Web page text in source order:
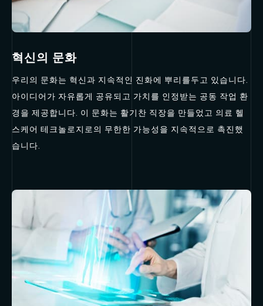
혁신의 문화
우리의 문화는 혁신과 지속적인 진화에 뿌리를두고 있습니다.
아이디어가 자유롭게 공유되고 가치를 인정받는 공동 작업 환
경을 제공합니다. 이 문화는 활기찬 직장을 만들었고 의료 헬
스케어 테크놀로지로의 무한한 가능성을 지속적으로 촉진했
습니다.